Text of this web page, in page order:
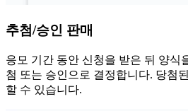
추첨/승인 판매
응모 기간 동안 신청을 받은 뒤 양식
첨 또는 승인으로 결정합니다. 당첨
할 수 있습니다.